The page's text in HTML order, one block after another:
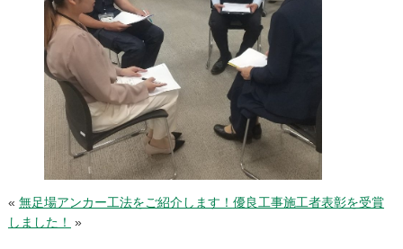
« 無足場アンカー工法をご紹介します！ 優良工事施工者表彰を受賞
しました！
»